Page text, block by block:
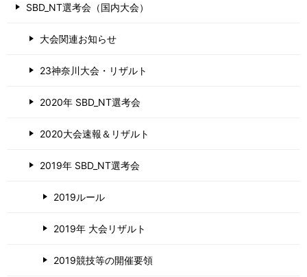
SBD_NT選考会（国内大会）
大会関連お知らせ
23神奈川大会・リザルト
2020年 SBD_NT選考会
2020大会速報＆リザルト
2019年 SBD_NT選考会
2019ルール
2019年 大会リザルト
2019競技等の開催要領